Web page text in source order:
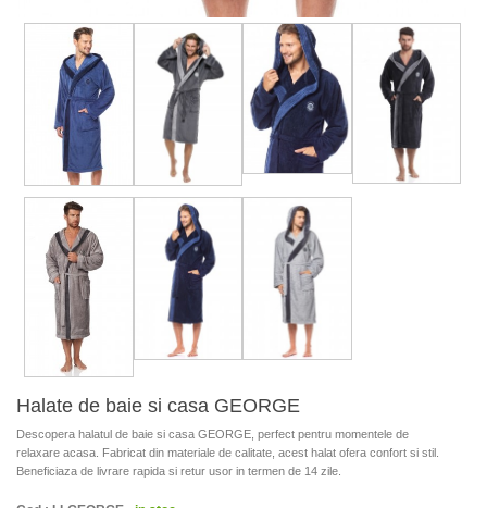
Halate de baie si casa GEORGE
Descopera halatul de baie si casa GEORGE, perfect pentru momentele de
relaxare acasa. Fabricat din materiale de calitate, acest halat ofera confort si stil.
Beneficiaza de livrare rapida si retur usor in termen de 14 zile.